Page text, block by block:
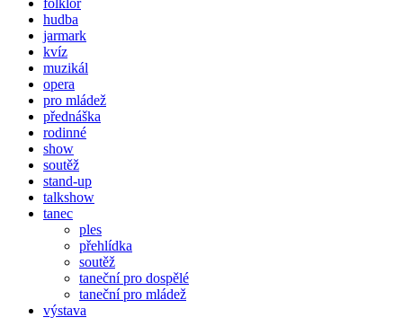
folklór
hudba
jarmark
kvíz
muzikál
opera
pro mládež
přednáška
rodinné
show
soutěž
stand-up
talkshow
tanec
ples
přehlídka
soutěž
taneční pro dospělé
taneční pro mládež
výstava